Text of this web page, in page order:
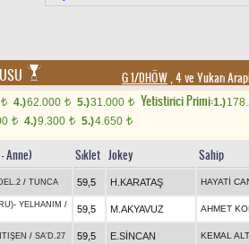
G 1/DHÖW, 4 ve Yukarı
t 4.)62.000 t 5.)31.000 t Yetistirici Primi:1.)
t 4.)9.300 t 5.)4.650 t
Anne) Sıklet Jokey Sahip
/ TUNCA 59,5 H.KARATAŞ HAYATİ
- YELHANIM /
59,5 M.AKYAVUZ AHMET
/ SA'D.27 59,5 E.SİNCAN KEMAL